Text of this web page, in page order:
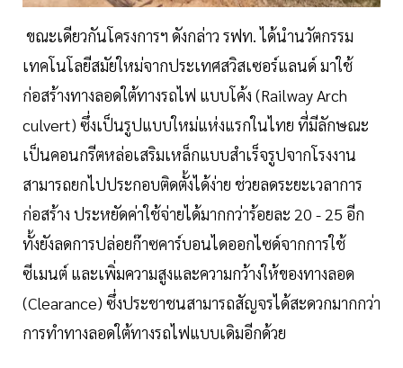
ขณะเดียวกันโครงการฯ ดังกล่าว รฟท. ได้นำนวัตกรรม
เทคโนโลยีสมัยใหม่จากประเทศสวิสเซอร์แลนด์ มาใช้
ก่อสร้างทางลอดใต้ทางรถไฟ แบบโค้ง (Railway Arch
culvert) ซึ่งเป็นรูปแบบใหม่แห่งแรกในไทย ที่มีลักษณะ
เป็นคอนกรีตหล่อเสริมเหล็กแบบสำเร็จรูปจากโรงงาน
สามารถยกไปประกอบติดตั้งได้ง่าย ช่วยลดระยะเวลาการ
ก่อสร้าง ประหยัดค่าใช้จ่ายได้มากกว่าร้อยละ 20 - 25 อีก
ทั้งยังลดการปล่อยก๊าซคาร์บอนไดออกไซด์จากการใช้
ซีเมนต์ และเพิ่มความสูงและความกว้างให้ของทางลอด
(Clearance) ซึ่งประชาชนสามารถสัญจรได้สะดวกมากกว่า
การทำทางลอดใต้ทางรถไฟแบบเดิมอีกด้วย